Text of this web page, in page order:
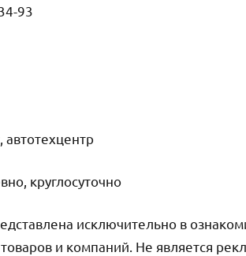
93
автотехцентр
круглосуточно
исключительно в
и компаний. Не является